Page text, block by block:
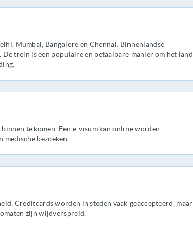
Mumbai, Bangalore en Chennai. Binnenlandse
trein is een populaire en betaalbare manier om het land
te komen. Een e-visum kan online worden
bezoeken.
Creditcards worden in steden vaak geaccepteerd, maar
zijn wijdverspreid.